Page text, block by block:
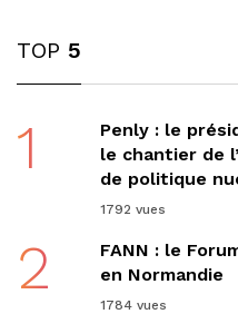
TOP 5
1
Penly : le
le chantier de
de politique
1792 vues
2
FANN : le
en Normandie
1784 vues